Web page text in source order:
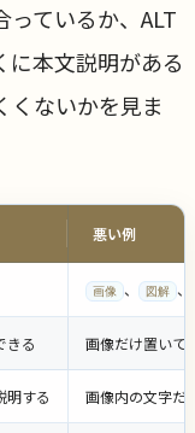
ているか、ALT
本文説明がある
くないかを見ま
悪い例
画像 、 図解
きる 画像だけ置いて
明する 画像内の文字だ